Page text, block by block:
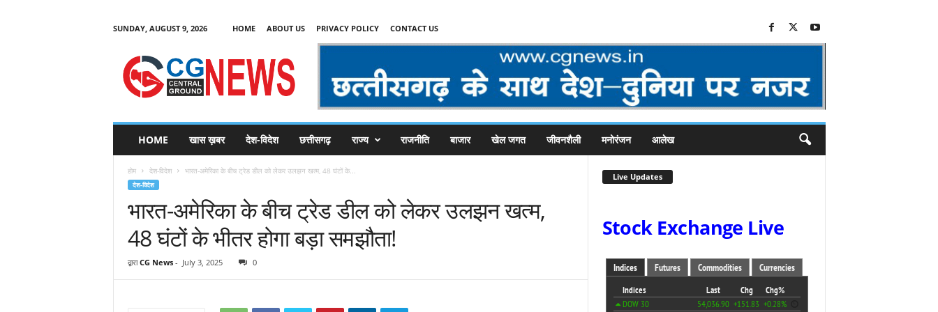
SUNDAY, AUGUST 9, 2026 HOME ABOUT US PRIVACY POLICY CONTACT US
C
HOME खास ख़बर देश-विदेश छत्तीसगढ़ राज्य राजनीति बाजार खेल जगत जीवनशैली मनोरंजन आलेख
होम देश-विदेश भारत-अमेरिका के बीच ट्रेड डील को लेकर उलझन खत्म, 48 घंटों के...
देश-विदेश
भारत-अमेरिका के बीच ट्रेड डील को लेकर उलझन खत्म,
48 घंटों के भीतर होगा बड़ा समझौता!
द्वारा CG News- July 3, 2025 0
Live Updates
Stock Exchange Live